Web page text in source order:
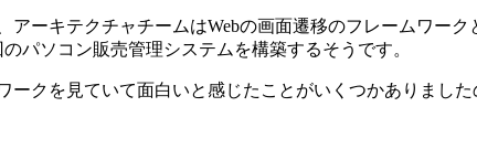
ーキテクチャチームはWebの画面遷移のフレームワー
パソコン販売管理システムを構築するそうです。
クを見ていて面白いと感じたことがいくつかありました